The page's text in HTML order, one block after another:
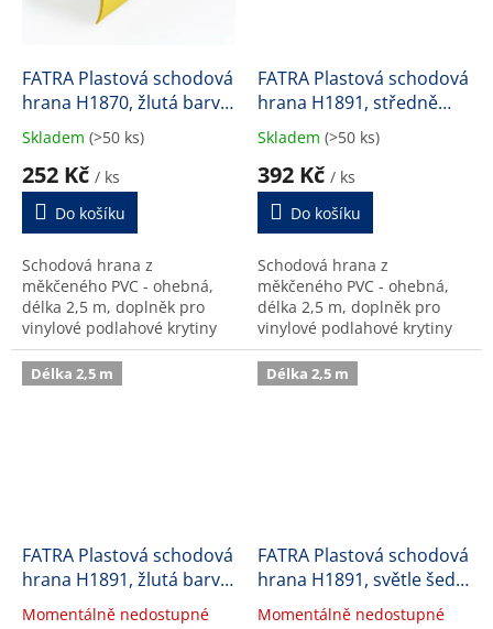
FATRA Plastová schodová
hrana H1870, žlutá barva
421
Průměrné
produktu
4,3
5
hvězdiček.
Skladem (>50 ks)
252 Kč / ks
Do košíku
Schodová hrana z
měkčeného PVC - ohebná,
délka 2,5 m, doplněk pro
vinylové podlahové krytiny
(LINO FATRA)
FATRA Plastová schodová
hrana H1891, středně
hnědá barva 560
Průměrné
produktu
4,4
5
hvězdiček.
Skladem (>50 ks)
392 Kč / ks
Do košíku
Schodová hrana z
měkčeného PVC - ohebná,
délka 2,5 m, doplněk pro
vinylové podlahové krytiny
(LINO FATRA)
Délka 2,5 m
FATRA Plastová schodová
hrana H1891, žlutá barva
421
Průměrné
Momentálně nedostupné
Délka 2,5 m
FATRA Plastová schodová
hrana H1891, světle šedá
barva 280
Průměrné
Momentálně nedostupné